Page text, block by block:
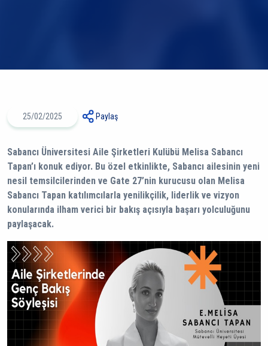
25/02/2025 Paylaş
Sabancı Üniversitesi Aile Şirketleri Kulübü Melisa Sabancı
Tapan’ı konuk ediyor. Bu özel etkinlikte, Sabancı ailesinin yeni
nesil temsilcilerinden ve Gate 27’nin kurucusu olan Melisa
Sabancı Tapan katılımcılarla yenilikçilik, liderlik ve vizyon
konularında ilham verici bir bakış açısıyla başarı yolculuğunu
paylaşacak.